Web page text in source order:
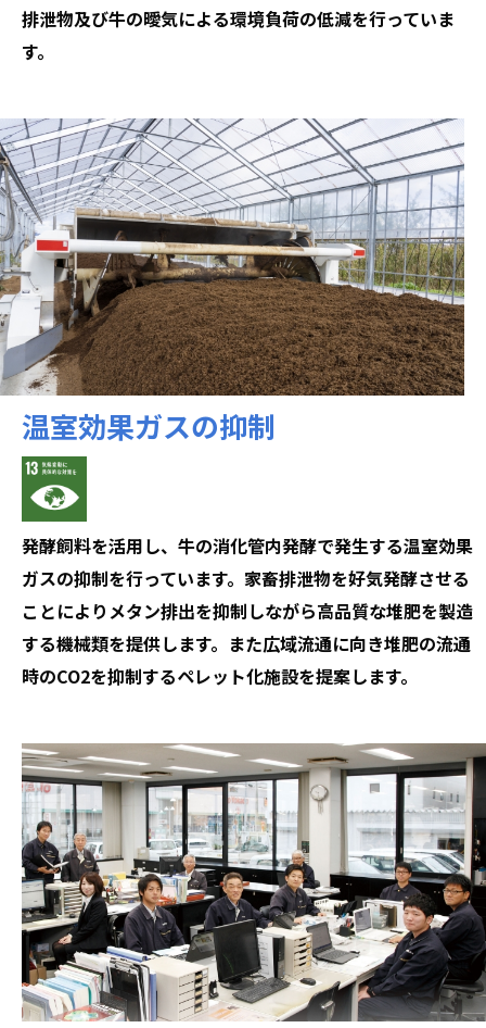
排泄物及び牛の曖気による環境負荷の低減を行っていま
す。
温室効果ガスの抑制
発酵飼料を活用し、牛の消化管内発酵で発生する温室効果
ガスの抑制を行っています。家畜排泄物を好気発酵させる
ことによりメタン排出を抑制しながら高品質な堆肥を製造
する機械類を提供します。また広域流通に向き堆肥の流通
時のCO2を抑制するペレット化施設を提案します。